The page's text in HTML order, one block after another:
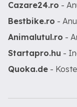
Cazare24.ro -
Bestbike.ro -
Animalutul.ro -
Startapro.hu -
Quoka.de -